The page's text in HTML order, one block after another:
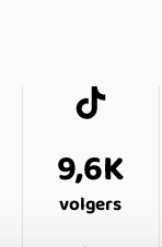
9,6K
volgers